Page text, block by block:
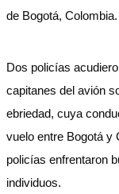
de Bogotá, Colombia.
Dos policías
capitanes del avión
ebriedad, cuya
vuelo entre Bogotá y
policías enfrentaron
individuos.